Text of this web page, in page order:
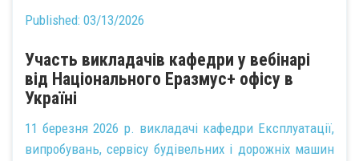
Published: 03/13/2026
Участь викладачів кафедри у вебінарі
від Національного Еразмус+ офісу в
Україні
11 березня 2026 р. викладачі кафедри Експлуатації,
випробувань, сервісу будівельних і дорожніх машин